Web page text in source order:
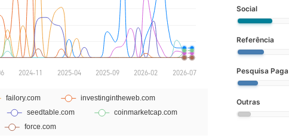
Social
Referência
Pesquisa Paga
Outras